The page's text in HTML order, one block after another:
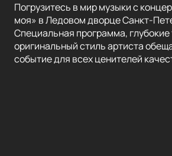
Погрузитесь в мир музыки с
моя» в Ледовом дворце Санкт-
Специальная программа, глубокие
оригинальный стиль артиста
событие для всех ценителей